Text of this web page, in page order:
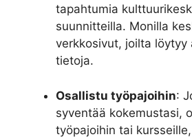
tapahtumia
suunnitteilla. Monilla
verkkosivut, joilta löytyy
tietoja.
Osallistu työpajoihin:
syventää kokemustasi,
työpajoihin tai